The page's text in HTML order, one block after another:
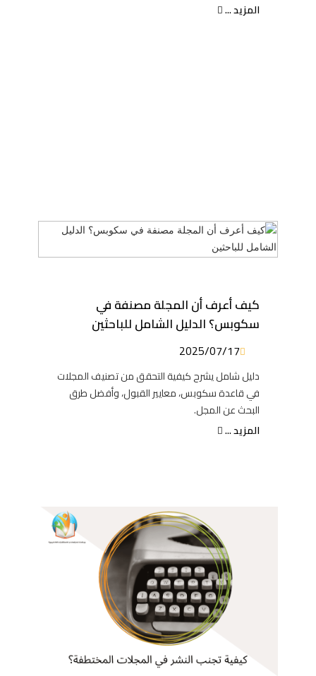
المزيد ...
كيف أعرف أن المجلة مصنفة في
سكوبس؟ الدليل الشامل للباحثين
2025/07/17
دليل شامل يشرح كيفية التحقق من تصنيف المجلات
في قاعدة سكوبس، معايير القبول، وأفضل طرق
البحث عن المجل.
المزيد ...